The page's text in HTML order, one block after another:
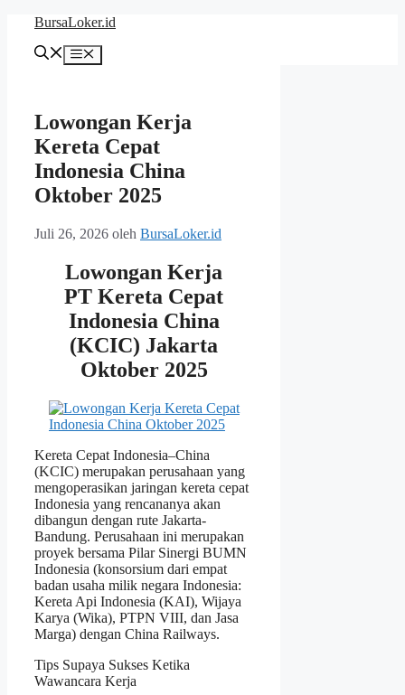
Langsung
BursaLoker.id
Menu
Lowongan Kerja
Kereta Cepat
Indonesia China
Oktober 2025
Juli 26, 2026 oleh BursaLoker.id
Lowongan Kerja
PT Kereta Cepat
Indonesia China
(KCIC) Jakarta
Oktober 2025
Kereta Cepat Indonesia–China
(KCIC) merupakan perusahaan yang
mengoperasikan jaringan kereta cepat
Indonesia yang rencananya akan
dibangun dengan rute Jakarta-
Bandung. Perusahaan ini merupakan
proyek bersama Pilar Sinergi BUMN
Indonesia (konsorsium dari empat
badan usaha milik negara Indonesia:
Kereta Api Indonesia (KAI), Wijaya
Karya (Wika), PTPN VIII, dan Jasa
Marga) dengan China Railways.
Tips Supaya Sukses Ketika
Wawancara Kerja